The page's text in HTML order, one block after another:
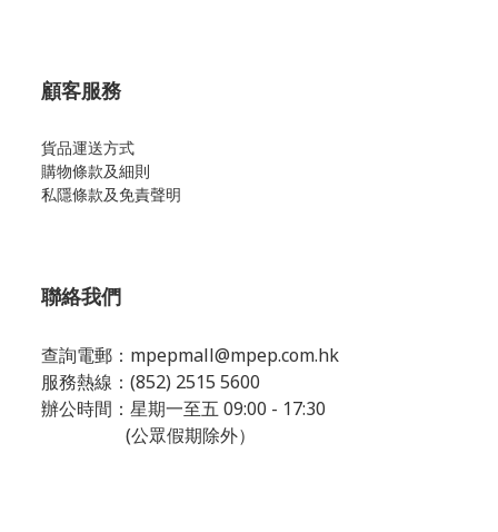
顧客服務
貨品運送方式
購物條款及細則
私隱條款及免責聲明
聯絡我們
查詢電郵： mpepmall@mpep.com.hk
服務熱線：(852) 2515 5600
辦公時間：星期一至五 09:00 - 17:30
(公眾假期除外）